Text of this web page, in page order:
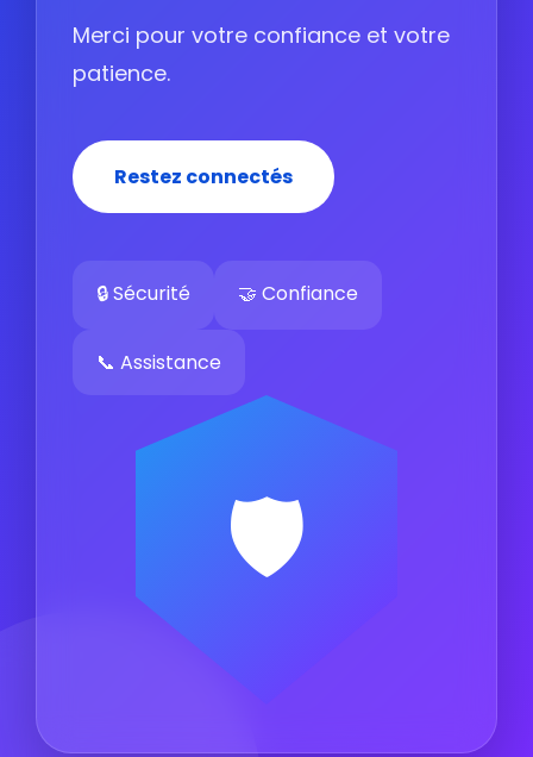
Merci pour votre confiance et votre
patience.
Restez connectés
🔒 Sécurité 🤝 Confiance
📞 Assistance
🛡